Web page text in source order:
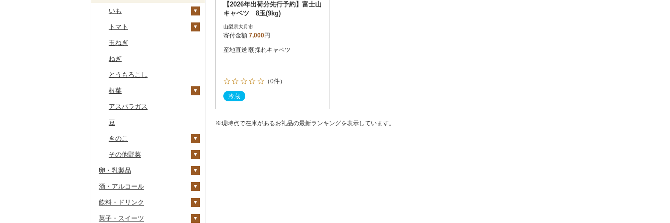
焼肉
牛タン
和牛
黒毛和牛
白老牛
仙台牛
米沢牛
常陸牛
上州牛
飛騨牛
近江牛
神戸牛・神戸ビーフ
但馬牛
ローストビーフ
ビーフジャーキー
その他牛肉（加工品）
すき焼き
しゃぶしゃぶ
焼肉
アグー豚
その他豚肉（精肉）
ハンバーグ
もつ鍋
ハム
ソーセージ・ウインナ
鶏肉
鶏肉（精肉）
ハム・ソーセージ
唐揚げ
中津からあげ
水炊き
地鶏
その他鶏肉
鹿肉
馬肉
羊肉・ラム肉（ジンギス
毛ガニ
かにしゃぶ
その他カニ
ボタンエビ
伊勢海老
その他エビ
うに
明太子・たらこ
明太子
たらこ
その他魚卵
数の子
からすみ
キャビア
その他魚卵
貝
帆立（ホタテ）
鮑（アワビ）
牡蠣（カキ）
しじみ
サザエ
はまぐり
その他貝
うなぎ
鮮魚
鮭・サーモン
イワシ
カツオ
金目鯛
クエ
くじら
サバ
イカ・タコ
タコ
海苔・海藻
海苔
わかめ
ひじき
その他海苔・海藻
干物
ししゃも
その他干物
その他魚介・加工品
しらす・ちりめん
かまぼこ・練り製品
その他魚介・加工品
無洗米
玄米
金芽米
ゆめぴりか
つや姫
コシヒカリ
はえぬき
あきたこまち
ひとめぼれ
ミルキークィーン
ななつぼし
その他米
餅
その他穀物加工品
パン
巨峰
ナガノパープル
ピオーネ
デラウェア
シャインマスカット
その他ぶどう・マスカ
いちご
りんご
もも
メロン
さくらんぼ
梨
和梨
マンゴー
みかん・柑橘
みかん
レモン
不知火・デコポン
せとか
文旦
まどんな
すいか
キウイ
柿（カキ）
ドライフルーツ
干し柿
干し芋
その他果物
びわ
いも
じゃがいも
さつまいも
その他いも
トマト
フルーツトマト
ミニトマト
その他トマト
玉ねぎ
ねぎ
とうもろこし
根菜
人参
自然薯
レンコン
にんにく・生姜
その他根菜
アスパラガス
豆
きのこ
しいたけ
松茸
その他きのこ
その他野菜
山菜
かぼちゃ
茄子
レタス
卵・乳製品
卵
チーズ
ヨーグルト
酒・アルコール
ビール・発泡酒
ビール
日本酒
飲料・ドリンク
水・ミネラルウォーター
菓子・スイーツ
【2026年出荷分先行予約】富士山
キャベツ 8玉(9kg)
山梨県大月市
寄付金額 7,000円
産地直送!朝採れキャベツ
（0件）
冷蔵
※現時点で在庫があるお礼品の最新ランキングを表示しています。